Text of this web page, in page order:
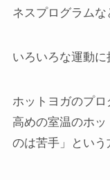
ネスプログラムな
いろいろな運動に
ホットヨガのプロ
高めの室温のホ
のは苦手」という